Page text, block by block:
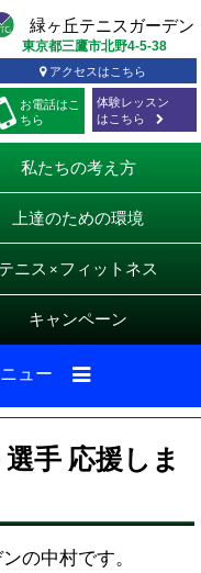
お電話はこ
ちら
東京都三鷹市北野4-5-38
アクセスはこちら
体験レッスン
はこちら
私たちの考え方
上達のための環境
テニス × フィットネス
キャンペーン
ュー
手 応援しま
の中村です。